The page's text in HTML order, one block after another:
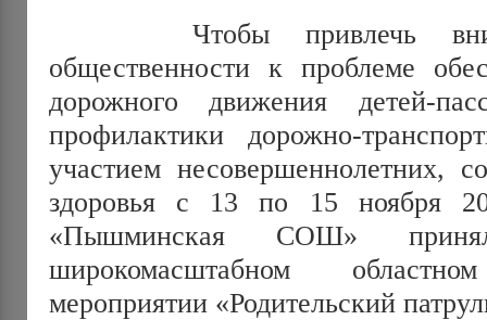
Чтобы привлечь
общественности к проблеме
дорожного движения детей-
профилактики дорожно-
участием несовершеннолетних,
здоровья с 13 по 15 ноября
«Пышминская СОШ»
широкомасштабном
мероприятии «Родительский